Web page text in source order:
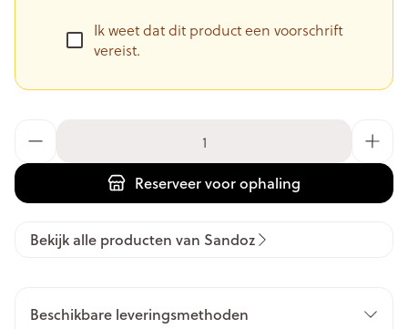
Ik weet dat dit product een voorschrift
vereist.
Reserveervoor ophaling
Bekijk alle producten van Sandoz
Beschikbare leveringsmethoden